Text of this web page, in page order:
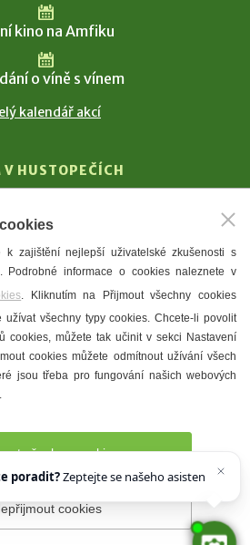
kino na Amfiku
o víně s vínem
kalendář akcí
V HUSTOPEČÍCH
T. G. Masaryk
Mandloně
Ubytování
Restaurace
muzeum a galerie
meníčka
Správce webu
k zajištění nejlepší uživatelské zkušenosti s
Podrobné informace o cookies naleznete v
. Kliknutím na Přijmout všechny cookies
všechny typy cookies. Chcete-li povolit
cookies, můžete tak učinit v sekci Nastavení
cookies můžete odmítnout užívání všech
jsou třeba pro fungování našich webových
všechny cookies
cookies